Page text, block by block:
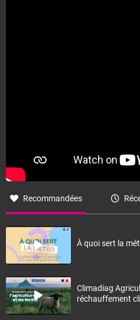
Recommandées
À quoi sert la
Climadiag
réchauffement